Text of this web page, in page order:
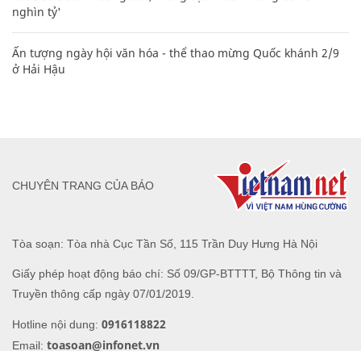
nghìn tỷ'
Ấn tượng ngày hội văn hóa - thể thao mừng Quốc khánh 2/9
ở Hải Hậu
Tòa soạn: Tòa nhà Cục Tần Số, 115 Trần Duy Hưng Hà Nội
Giấy phép hoạt động báo chí: Số 09/GP-BTTTT, Bộ Thông tin và
Truyền thông cấp ngày 07/01/2019.
Hotline nội dung: 0916118822
Email: toasoan@infonet.vn
CHUYÊN TRANG CỦA BÁO